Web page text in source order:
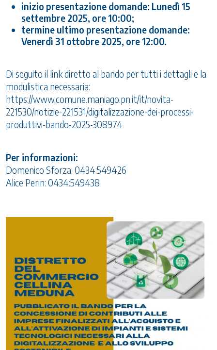
inizio presentazione domande: Lunedì 15
settembre 2025, ore 10:00;
termine ultimo presentazione domande:
Venerdì 31 ottobre 2025, ore 12:00.
Di seguito il link diretto al bando per tutti i dettagli e la
modulistica necessaria:
https://www.comune.maniago.pn.it/it/novita-
221530/notizie-221531/digitalizzazione-dei-processi-
produttivi-bando-2025-308974
Per informazioni:
Domenico Sforza: 0434:549426
Alice Perin: 0434:549438